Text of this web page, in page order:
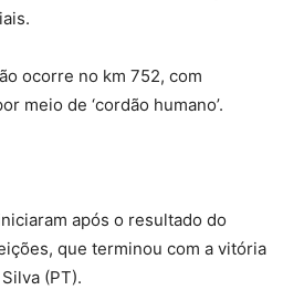
ocorre no km 752, com
meio de ‘cordão humano’.
após o resultado do
que terminou com a vitória
(PT).